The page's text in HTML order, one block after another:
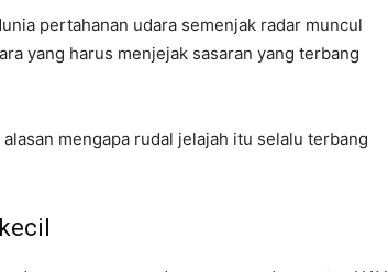
pertahanan udara semenjak radar muncul
yang harus menjejak sasaran yang terbang
mengapa rudal jelajah itu selalu terbang